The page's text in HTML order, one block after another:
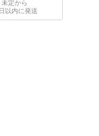
未定から
以内に発送